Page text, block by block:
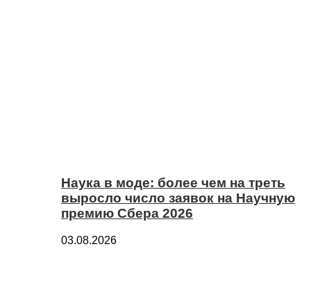
Наука в моде: более чем на треть
выросло число заявок на Научную
премию Сбера 2026
03.08.2026